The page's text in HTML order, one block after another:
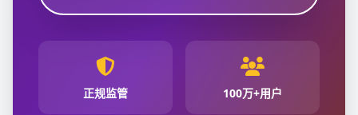
正规监管 100万+用户